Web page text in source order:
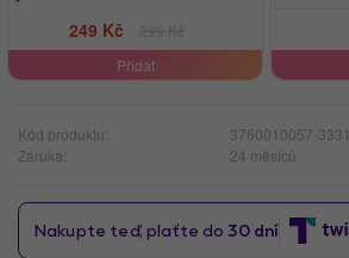
249 Kč
Přidat
Kód produktu:
3760010057-3331
Záruka:
24 měsíců